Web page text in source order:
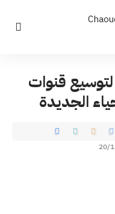
قنوات
الجديدة